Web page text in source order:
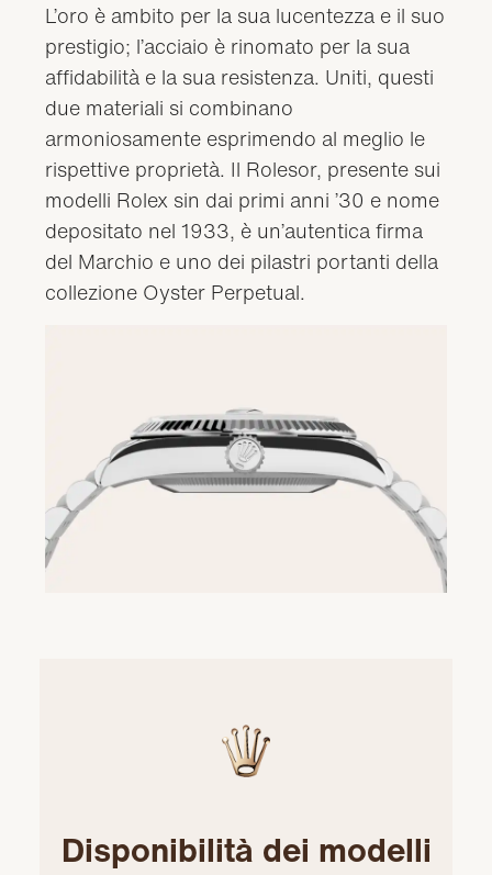
L’oro è ambito per la sua lucentezza e il suo
prestigio; l’acciaio è rinomato per la sua
affidabilità e la sua resistenza. Uniti, questi
due materiali si combinano
armoniosamente esprimendo al meglio le
rispettive proprietà. Il Rolesor, presente sui
modelli Rolex sin dai primi anni ’30 e nome
depositato nel 1933, è un’autentica firma
del Marchio e uno dei pilastri portanti della
collezione Oyster Perpetual.
Disponibilità dei modelli